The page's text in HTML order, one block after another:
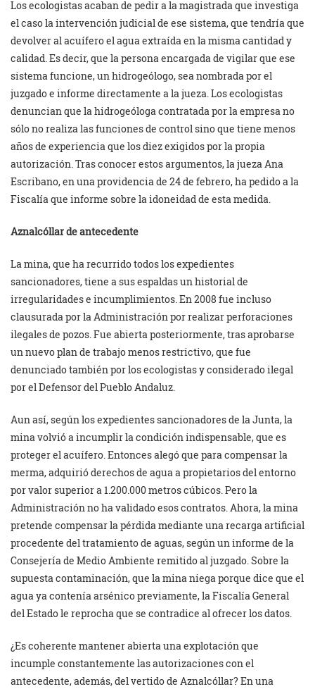
Los ecologistas acaban de pedir a la magistrada que investiga
el caso la intervención judicial de ese sistema, que tendría que
devolver al acuífero el agua extraída en la misma cantidad y
calidad. Es decir, que la persona encargada de vigilar que ese
sistema funcione, un hidrogeólogo, sea nombrada por el
juzgado e informe directamente a la jueza. Los ecologistas
denuncian que la hidrogeóloga contratada por la empresa no
sólo no realiza las funciones de control sino que tiene menos
años de experiencia que los diez exigidos por la propia
autorización. Tras conocer estos argumentos, la jueza Ana
Escribano, en una providencia de 24 de febrero, ha pedido a la
Fiscalía que informe sobre la idoneidad de esta medida.
Aznalcóllar de antecedente
La mina, que ha recurrido todos los expedientes
sancionadores, tiene a sus espaldas un historial de
irregularidades e incumplimientos. En 2008 fue incluso
clausurada por la Administración por realizar perforaciones
ilegales de pozos. Fue abierta posteriormente, tras aprobarse
un nuevo plan de trabajo menos restrictivo, que fue
denunciado también por los ecologistas y considerado ilegal
por el Defensor del Pueblo Andaluz.
Aun así, según los expedientes sancionadores de la Junta, la
mina volvió a incumplir la condición indispensable, que es
proteger el acuífero. Entonces alegó que para compensar la
merma, adquirió derechos de agua a propietarios del entorno
por valor superior a 1.200.000 metros cúbicos. Pero la
Administración no ha validado esos contratos. Ahora, la mina
pretende compensar la pérdida mediante una recarga artificial
procedente del tratamiento de aguas, según un informe de la
Consejería de Medio Ambiente remitido al juzgado. Sobre la
supuesta contaminación, que la mina niega porque dice que el
agua ya contenía arsénico previamente, la Fiscalía General
del Estado le reprocha que se contradice al ofrecer los datos.
¿Es coherente mantener abierta una explotación que
incumple constantemente las autorizaciones con el
antecedente, además, del vertido de Aznalcóllar? En una